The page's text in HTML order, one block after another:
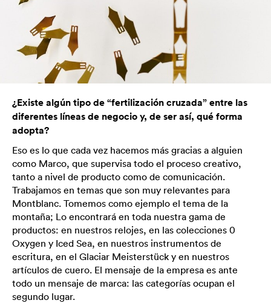
¿Existe algún tipo de “fertilización cruzada” entre las
diferentes líneas de negocio y, de ser así, qué forma
adopta?
Eso es lo que cada vez hacemos más gracias a alguien
como Marco, que supervisa todo el proceso creativo,
tanto a nivel de producto como de comunicación.
Trabajamos en temas que son muy relevantes para
Montblanc. Tomemos como ejemplo el tema de la
montaña; Lo encontrará en toda nuestra gama de
productos: en nuestros relojes, en las colecciones 0
Oxygen y Iced Sea, en nuestros instrumentos de
escritura, en el Glaciar Meisterstück y en nuestros
artículos de cuero. El mensaje de la empresa es ante
todo un mensaje de marca: las categorías ocupan el
segundo lugar.